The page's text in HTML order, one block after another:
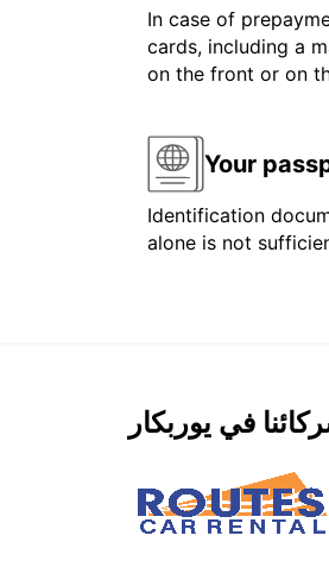
In case of
cards, including a
on the front or on
Your
Identification
alone is not
في يوربكار